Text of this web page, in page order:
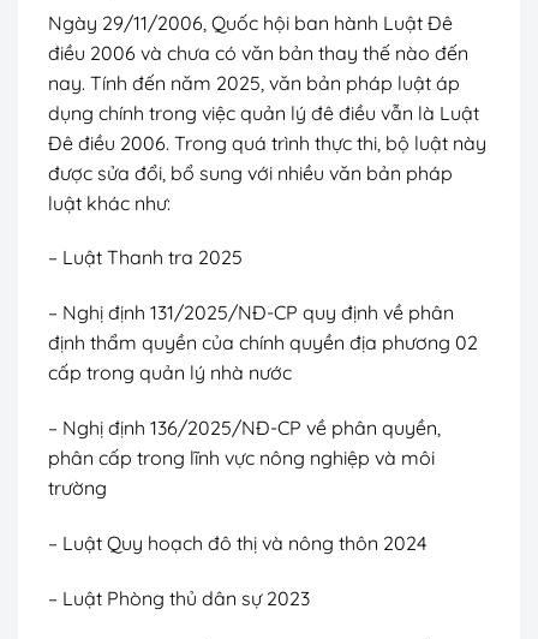
Ngày 29/11/2006, Quốc hội ban hành Luật Đê
điều 2006 và chưa có văn bản thay thế nào đến
nay. Tính đến năm 2025, văn bản pháp luật áp
dụng chính trong việc quản lý đê điều vẫn là Luật
Đê điều 2006. Trong quá trình thực thi, bộ luật này
được sửa đổi, bổ sung với nhiều văn bản pháp
luật khác như:
– Luật Thanh tra 2025
– Nghị định 131/2025/NĐ-CP quy định về phân
định thẩm quyền của chính quyền địa phương 02
cấp trong quản lý nhà nước
– Nghị định 136/2025/NĐ-CP về phân quyền,
phân cấp trong lĩnh vực nông nghiệp và môi
trường
– Luật Quy hoạch đô thị và nông thôn 2024
– Luật Phòng thủ dân sự 2023